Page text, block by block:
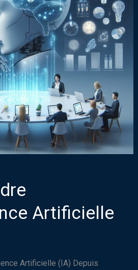
Artificielle
Artificielle (IA) Depuis